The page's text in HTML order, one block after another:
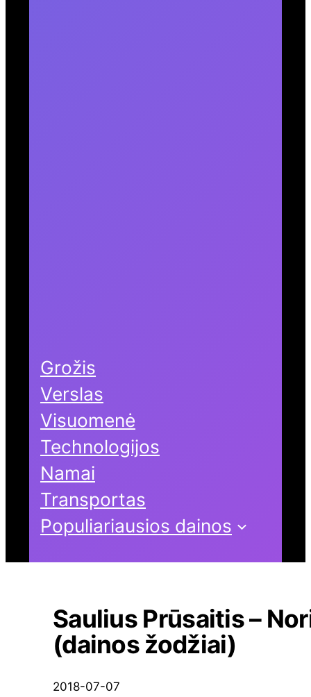
Grožis
Verslas
Visuomenė
Technologijos
Namai
Transportas
Populiariausios dainos
Saulius Prūsaitis –
(dainos žodžiai)
2018-07-07